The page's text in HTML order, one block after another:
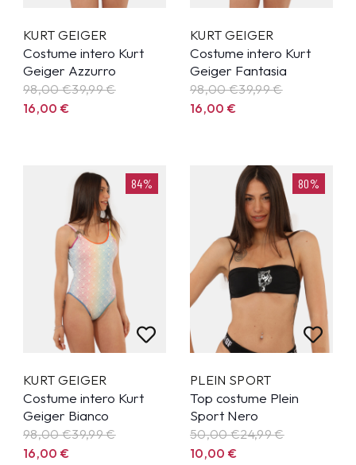
KURT GEIGER
Costume intero Kurt
Geiger Azzurro
98,00 €39,99€
16,00€
KURT GEIGER
Costume intero Kurt
Geiger Fantasia
98,00 €39,99€
16,00€
84%
KURT GEIGER
Costume intero Kurt
Geiger Bianco
98,00 €39,99€
16,00€
80%
PLEIN SPORT
Top costume Plein
Sport Nero
50,00 €24,99€
10,00€